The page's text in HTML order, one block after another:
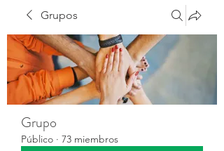
Grupos
Grupo
Público · 73 miembros